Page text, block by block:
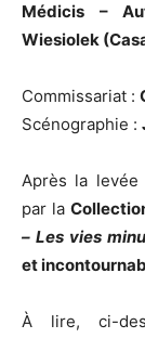
Médicis –
Wiesiolek
Commissariat :
Scénographie :
Après la levée
par la
– Les vies
et
À lire, ci-